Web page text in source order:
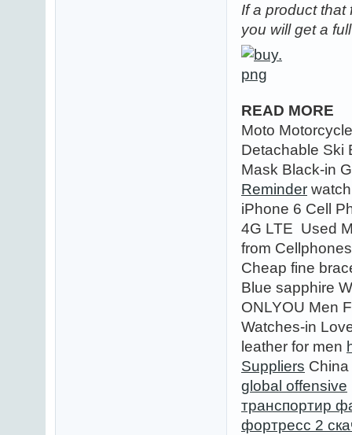
If a product that
you will get a
READ MORE
Moto
Detachable Ski
Mask Black-in
Reminder
iPhone 6 Cell
4G LTE Used
from
Cheap fine
Blue sapphire
ONLYOU Men
Watches-in
leather for men
Suppliers
global offensive
транспортир
фортресс 2